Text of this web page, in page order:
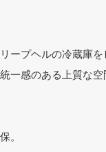
ープヘルの冷蔵庫
一感のある上質な
。